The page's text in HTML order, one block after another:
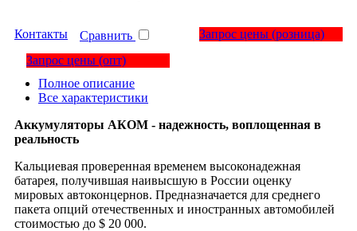
Контакты Сравнить Запрос цены (розница)
Запрос цены (опт)
Полное описание
Все характеристики
Аккумуляторы АКОМ - надежность, воплощенная в
реальность
Кальциевая проверенная временем высоконадежная
батарея, получившая наивысшую в России оценку
мировых автоконцернов. Предназначается для среднего
пакета опций отечественных и иностранных автомобилей
стоимостью до $ 20 000.